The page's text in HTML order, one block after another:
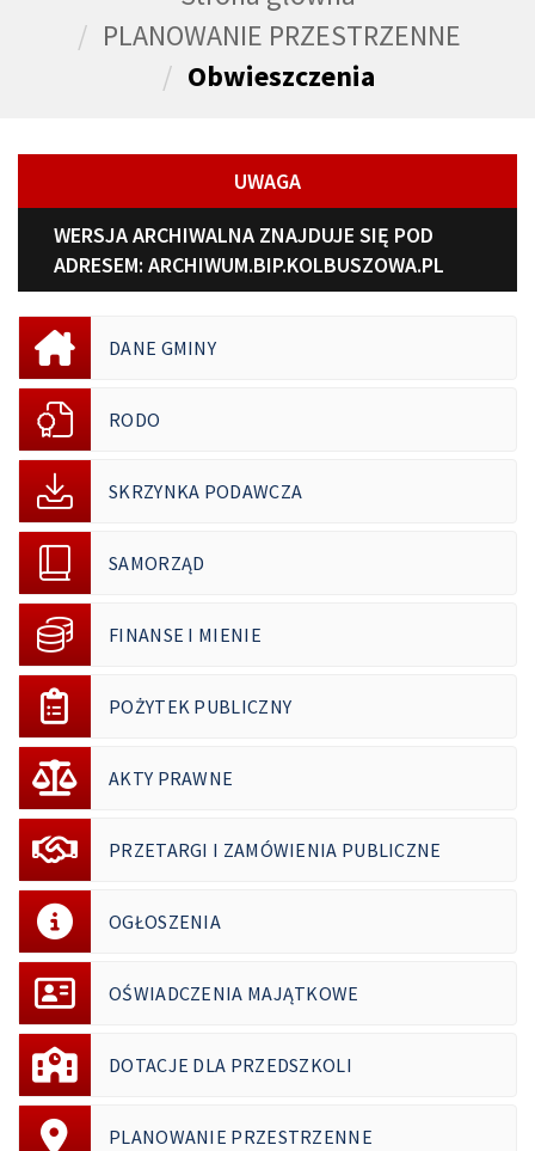
PLANOWANIE PRZESTRZENNE
Obwieszczenia
UWAGA
WERSJA ARCHIWALNA ZNAJDUJE SIĘ POD
ADRESEM: ARCHIWUM.BIP.KOLBUSZOWA.PL
DANE GMINY
RODO
SKRZYNKA PODAWCZA
SAMORZĄD
FINANSE I MIENIE
POŻYTEK PUBLICZNY
AKTY PRAWNE
PRZETARGI I ZAMÓWIENIA PUBLICZNE
OGŁOSZENIA
OŚWIADCZENIA MAJĄTKOWE
DOTACJE DLA PRZEDSZKOLI
PLANOWANIE PRZESTRZENNE